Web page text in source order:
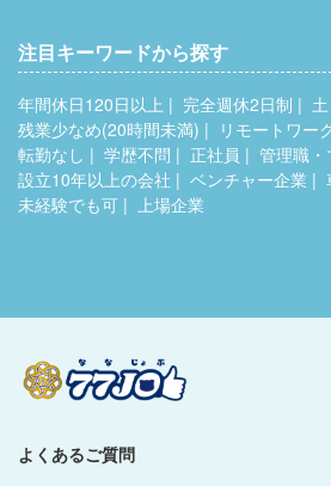
注目キーワードから探す
年間休日120日以上 完全週休2日制
残業少なめ(20時間未満)
リモートワー
転勤なし
学歴不問 正社員
管理職・
設立10年以上の会社
ベンチャー企業
未経験でも可
上場企業
よくあるご質問